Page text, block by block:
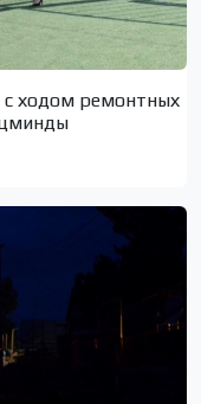
с ходом ремонтных